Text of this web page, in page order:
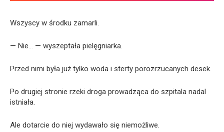
Wszyscy w środku zamarli.
— Nie… — wyszeptała pielęgniarka.
Przed nimi była już tylko woda i sterty porozrzucanych desek.
Po drugiej stronie rzeki droga prowadząca do szpitala nadal
istniała.
Ale dotarcie do niej wydawało się niemożliwe.